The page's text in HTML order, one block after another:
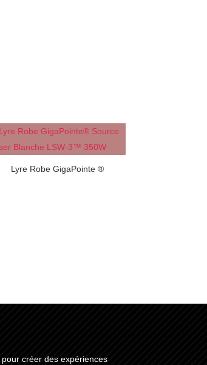
Lyre Robe GigaPointe ®
pour créer des expériences